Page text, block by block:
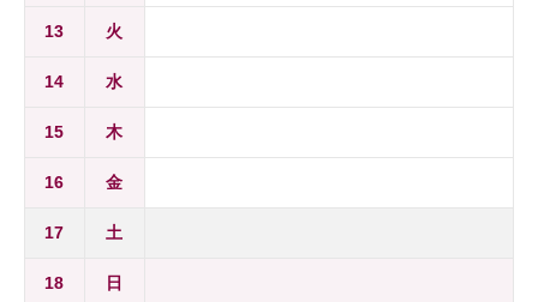
13 火
14 水
15 木
16 金
17 土
18 日